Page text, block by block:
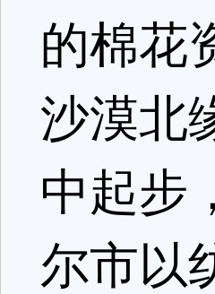
的棉花
沙漠北
中起步
尔市以